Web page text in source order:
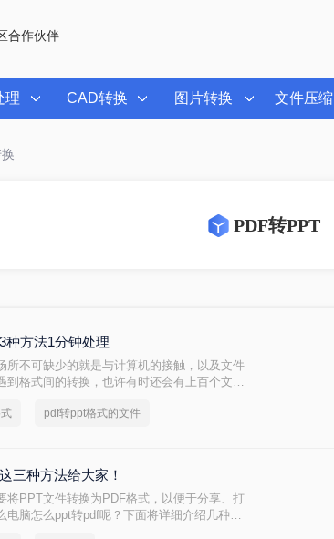
合作伙伴
理 CAD转换 图片转换 文件压缩
PDF转PPT
种方法1分钟处理
所不可缺少的就是与计算机的接触，以及文件
到格式间的转换，也许有时还会有上百个文件
教你一个简单又快捷的pdf转ppt格式的文件方
pdf转ppt格式的文件
三种方法给大家！
将PPT文件转换为PDF格式，以便于分享、打
电脑怎么ppt转pdf呢？下面将详细介绍几种